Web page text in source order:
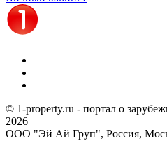
© 1-property.ru - портал о
2026
ООО "Эй Ай Груп", Россия,